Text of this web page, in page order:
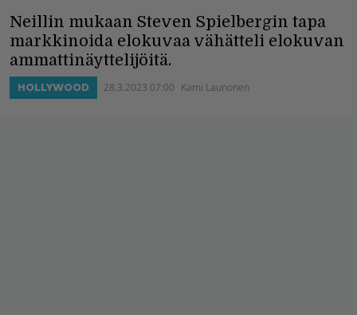
Neillin mukaan Steven Spielbergin tapa
markkinoida elokuvaa vähätteli elokuvan
ammattinäyttelijöitä.
HOLLYWOOD 28.3.2023 07:00 Kami Launonen